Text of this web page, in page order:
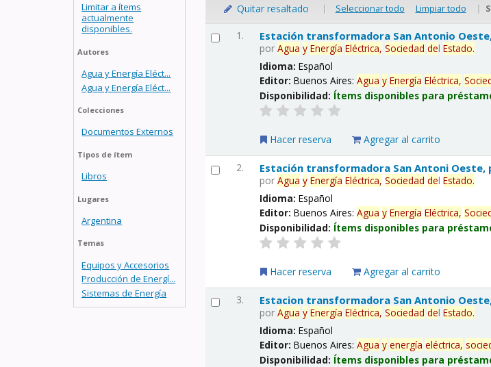
Limitar a ítems
actualmente
disponibles.
Autores
Agua y Energía Eléct...
Agua y Energía Eléct...
Colecciones
Documentos Externos
Tipos de ítem
Libros
Lugares
Argentina
Temas
Equipos y Accesorios
Producción de Energí...
Sistemas de Energía
Quitar resaltado | Seleccionar todo Limpiar todo |
1. Estación transformadora San Antonio
porAgua y Energía Eléctrica, Sociedad delEstado.
Idioma:Español
Editor:Buenos Aires:Agua y Energía Eléctrica,
Disponibilidad: Ítems disponibles para
Hacer reserva Agregar al carrito
2. Estación transformadora San Antoni Oeste,
porAgua y Energía Eléctrica, Sociedad delEstado.
Idioma:Español
Editor:Buenos Aires:Agua y Energía Eléctrica,
Disponibilidad: Ítems disponibles para
Hacer reserva Agregar al carrito
3. Estacion transformadora San Antonio
porAgua y Energía Eléctrica, Sociedad delEstado.
Idioma:Español
Editor:Buenos Aires:Agua y energía eléctrica,
Disponibilidad: Ítems disponibles para